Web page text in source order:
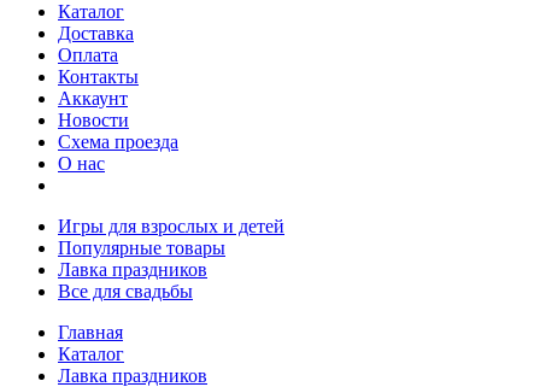
Каталог
Доставка
Оплата
Контакты
Аккаунт
Новости
Схема проезда
О нас
Игры для взрослых и детей
Популярные товары
Лавка праздников
Все для свадьбы
Главная
Каталог
Лавка праздников